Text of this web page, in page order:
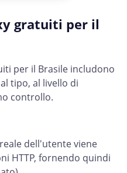
gratuiti per il
per il Brasile includono
tipo, al livello di
controllo.
dell'utente viene
HTTP, fornendo quindi